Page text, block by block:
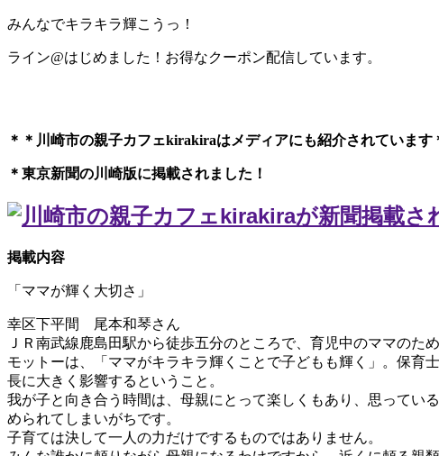
みんなでキラキラ輝こうっ！
ライン@はじめました！お得なクーポン配信しています。
＊＊川崎市の親子カフェkirakiraは メディアにも紹介されています
＊東京新聞の川崎版に掲載されました！
掲載内容
「ママが輝く大切さ」
幸区下平間 尾本和琴さん
ＪＲ南武線鹿島田駅から徒歩五分のところで、育児中のママのた
モットーは、「ママがキラキラ輝くことで子どもも輝く」。保育
長に大きく影響するということ。
我が子と向き合う時間は、母親にとって楽しくもあり、思ってい
められてしまいがちです。
子育ては決して一人の力だけでするものではありません。